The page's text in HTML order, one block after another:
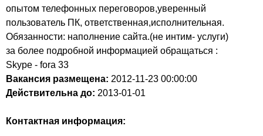
опытом телефонных переговоров,уверенный
пользователь ПК, ответственная,исполнительная.
Обязанности: наполнение сайта.(не интим- услуги)
за более подробной информацией обращаться :
Skype - fora 33
Вакансия размещена: 2012-11-23 00:00:00
Действительна до: 2013-01-01
Контактная информация: